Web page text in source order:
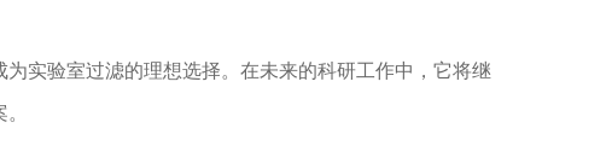
验室过滤的理想选择。在未来的科研工作中，它将继